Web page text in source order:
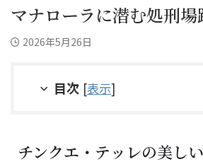
マナローラに潜む処刑
2026年5月26日
目次 [表示]
チンクエ・テッレの美し